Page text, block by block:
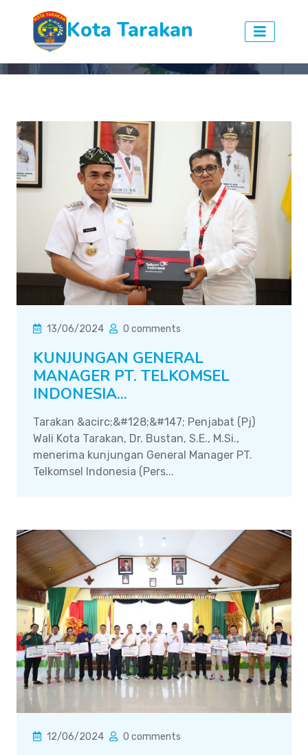
Kota Tarakan
13/06/2024 0 comments
KUNJUNGAN GENERAL
MANAGER PT. TELKOMSEL
INDONESIA...
Tarakan &acirc;&#128;&#147; Penjabat (Pj)
Wali Kota Tarakan, Dr. Bustan, S.E., M.Si.,
menerima kunjungan General Manager PT.
Telkomsel Indonesia (Pers...
12/06/2024 0 comments